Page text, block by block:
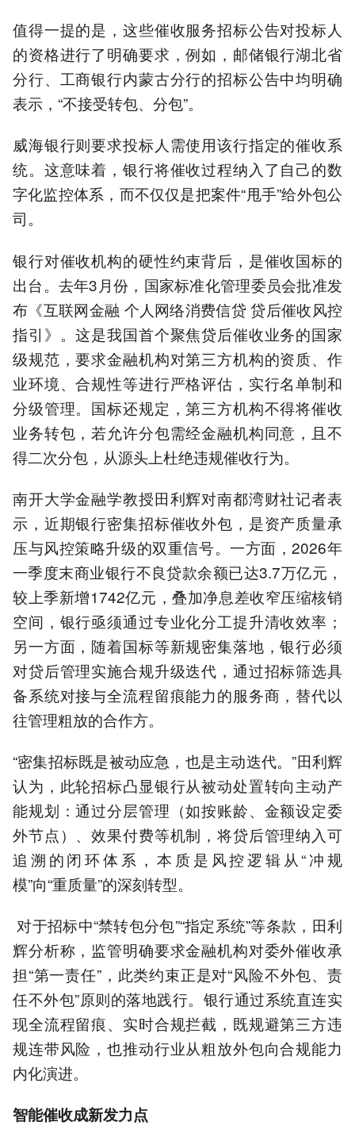
值得一提的是，这些催收服务招标公告对投标人
的资格进行了明确要求，例如，邮储银行湖北省
分行、工商银行内蒙古分行的招标公告中均明确
表示，“不接受转包、分包”。
威海银行则要求投标人需使用该行指定的催收系
统。这意味着，银行将催收过程纳入了自己的数
字化监控体系，而不仅仅是把案件“甩手”给外包公
司。
银行对催收机构的硬性约束背后，是催收国标的
出台。去年3月份，国家标准化管理委员会批准发
布《互联网金融 个人网络消费信贷 贷后催收风控
指引》。这是我国首个聚焦贷后催收业务的国家
级规范，要求金融机构对第三方机构的资质、作
业环境、合规性等进行严格评估，实行名单制和
分级管理。国标还规定，第三方机构不得将催收
业务转包，若允许分包需经金融机构同意，且不
得二次分包，从源头上杜绝违规催收行为。
南开大学金融学教授田利辉对南都湾财社记者表
示，近期银行密集招标催收外包，是资产质量承
压与风控策略升级的双重信号。一方面，2026年
一季度末商业银行不良贷款余额已达3.7万亿元，
较上季新增1742亿元，叠加净息差收窄压缩核销
空间，银行亟须通过专业化分工提升清收效率；
另一方面，随着国标等新规密集落地，银行必须
对贷后管理实施合规升级迭代，通过招标筛选具
备系统对接与全流程留痕能力的服务商，替代以
往管理粗放的合作方。
“密集招标既是被动应急，也是主动迭代。”田利辉
认为，此轮招标凸显银行从被动处置转向主动产
能规划：通过分层管理（如按账龄、金额设定委
外节点）、效果付费等机制，将贷后管理纳入可
追溯的闭环体系，本质是风控逻辑从“冲规
模”向“重质量”的深刻转型。
对于招标中“禁转包分包”“指定系统”等条款，田利
辉分析称，监管明确要求金融机构对委外催收承
担“第一责任”，此类约束正是对“风险不外包、责
任不外包”原则的落地践行。银行通过系统直连实
现全流程留痕、实时合规拦截，既规避第三方违
规连带风险，也推动行业从粗放外包向合规能力
内化演进。
智能催收成新发力点